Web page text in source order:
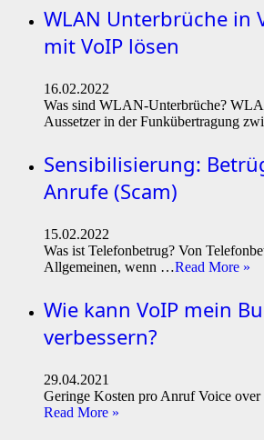
WLAN Unterbrüche in
mit VoIP lösen
16.02.2022
Was sind WLAN-Unterbrüche?
Aussetzer in der Funkübertragung
Sensibilisierung:
Anrufe (Scam)
15.02.2022
Was ist Telefonbetrug? Von
Allgemeinen, wenn …Read More »
Wie kann VoIP mein
verbessern?
29.04.2021
Geringe Kosten pro Anruf Voice
Read More »